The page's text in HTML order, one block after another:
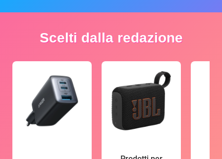
Scelti dalla redazione